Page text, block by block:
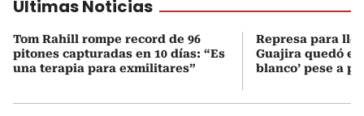
Últimas Noticias
Tom Rahill rompe record de 96
pitones capturadas en 10 días: “Es
una terapia para exmilitares”
Represa para
Guajira quedó en
blanco’ pese a